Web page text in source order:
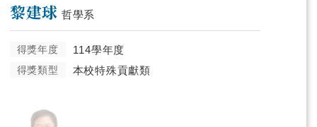
黎建球 哲學系
得獎年度 114學年度
得獎類型 本校特殊貢獻類